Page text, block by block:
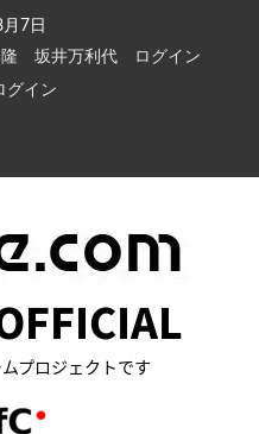
7日
坂井万利代
ログイン
グイン
プロジェクトです